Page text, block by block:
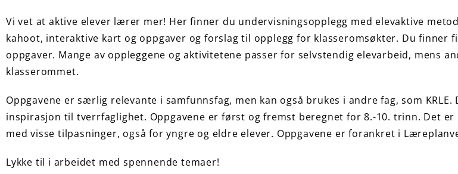
Vi vet at aktive elever lærer mer! Her finner du undervisningsopplegg med elevaktive
kahoot, interaktive kart og oppgaver og forslag til opplegg for klasseromsøkter. Du finner
oppgaver. Mange av oppleggene og aktivitetene passer for selvstendig elevarbeid, mens
klasserommet.
Oppgavene er særlig relevante i samfunnsfag, men kan også brukes i andre fag, som
inspirasjon til tverrfaglighet. Oppgavene er først og fremst beregnet for 8.-10. trinn. Det
med visse tilpasninger, også for yngre og eldre elever. Oppgavene er forankret i
Lykke til i arbeidet med spennende temaer!